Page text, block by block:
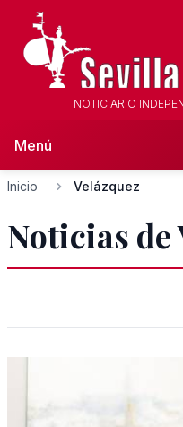
NOTICIARIO
Menú
Inicio Velázquez
Noticias de